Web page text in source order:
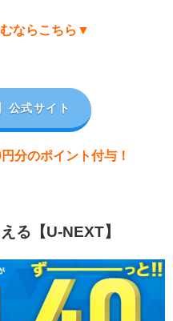
ならこちら▼
公式サイト
分のポイント付与！
る【U-NEXT】